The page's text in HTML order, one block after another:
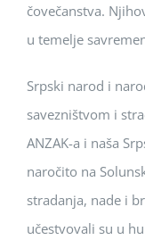
čovečanstva.
u temelje
Srpski narod i
savezništvom i
ANZAK-a i naša
naročito na
stradanja, nade i
učestvovali su u